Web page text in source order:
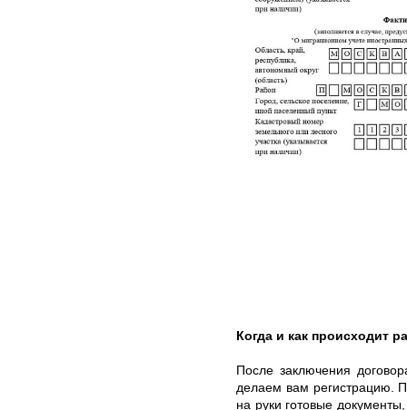
Когда и как происходит
После заключения
делаем вам регистрацию.
на руки готовые